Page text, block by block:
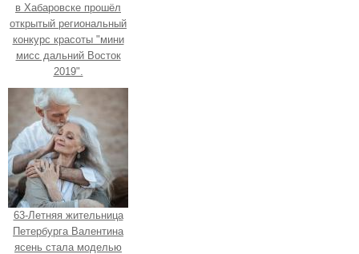
в Хабаровске прошёл
открытый региональный
конкурс красоты "мини
мисс дальний Восток
2019".
63-Летняя жительница
Петербурга Валентина
ясень стала моделью